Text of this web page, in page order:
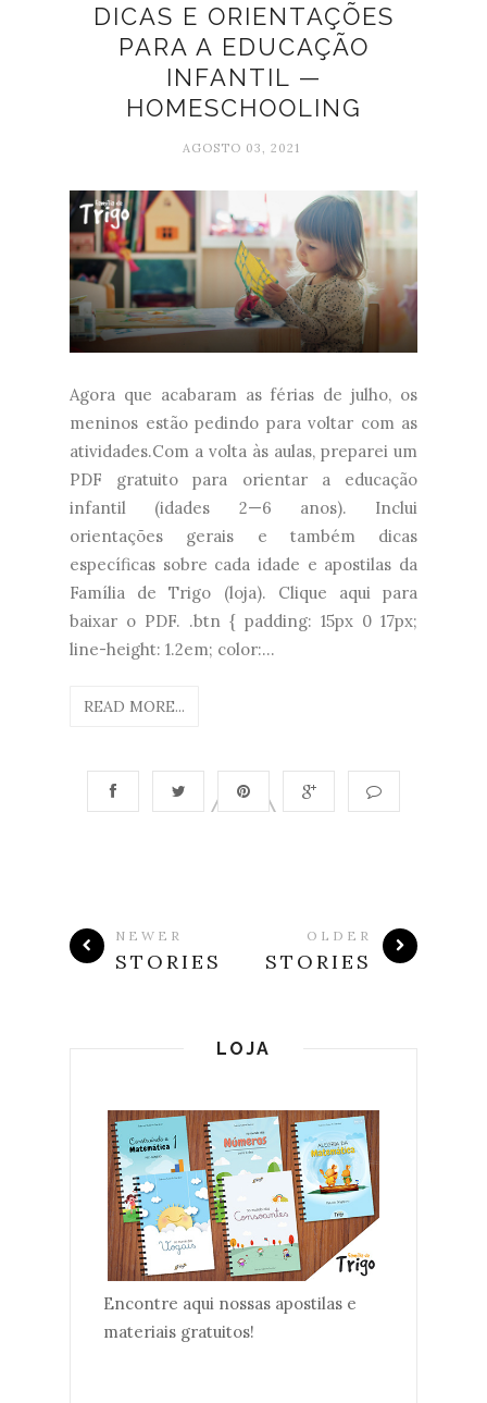
DICAS E ORIENTAÇÕES
PARA A EDUCAÇÃO
INFANTIL —
HOMESCHOOLING
AGOSTO 03, 2021
Agora que acabaram as férias de julho, os
meninos estão pedindo para voltar com as
atividades.Com a volta às aulas, preparei um
PDF gratuito para orientar a educação
infantil (idades 2—6 anos). Inclui
orientações gerais e também dicas
específicas sobre cada idade e apostilas da
Família de Trigo (loja). Clique aqui para
baixar o PDF. .btn { padding: 15px 0 17px;
line-height: 1.2em; color:...
READ MORE...
NEWER
STORIES
OLDER
STORIES
LOJA
Encontre aqui nossas apostilas e
materiais gratuitos!